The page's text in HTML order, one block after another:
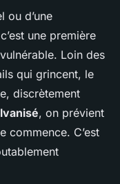
ou d’une
une première
Loin des
qui grincent, le
discrètement
, on prévient
commence. C’est